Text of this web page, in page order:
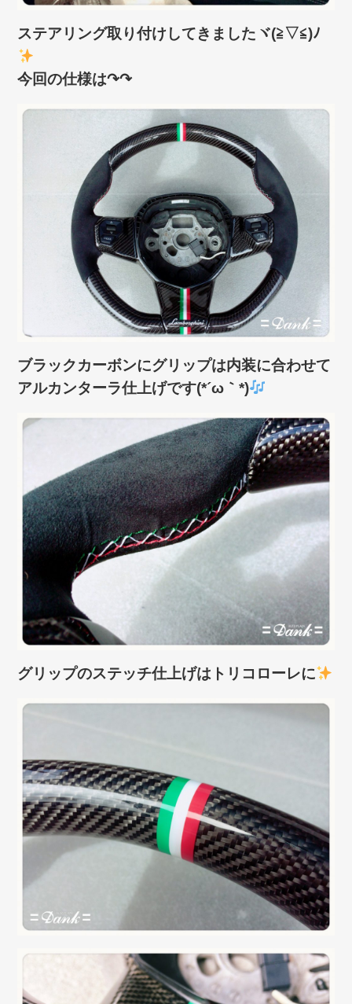
ステアリング取り付けしてきましたヾ(≧▽≦)ﾉ
今回の仕様は↷↷
ブラックカーボンにグリップは内装に合わせて
アルカンターラ仕上げです(*´ω｀*)
グリップのステッチ仕上げはトリコローレに